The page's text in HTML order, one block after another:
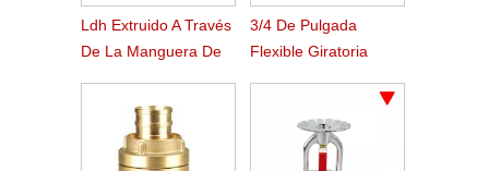
Ldh Extruido A Través
De La Manguera De
Nitrilo Tejido
3/4 De Pulgada
Flexible Giratoria
Manguera Plana